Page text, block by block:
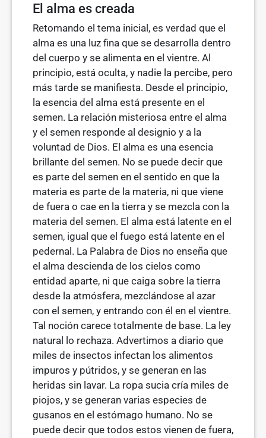
El alma es creada
Retomando el tema inicial, es verdad que el
alma es una luz fina que se desarrolla dentro
del cuerpo y se alimenta en el vientre. Al
principio, está oculta, y nadie la percibe, pero
más tarde se manifiesta. Desde el principio,
la esencia del alma está presente en el
semen. La relación misteriosa entre el alma
y el semen responde al designio y a la
voluntad de Dios. El alma es una esencia
brillante del semen. No se puede decir que
es parte del semen en el sentido en que la
materia es parte de la materia, ni que viene
de fuera o cae en la tierra y se mezcla con la
materia del semen. El alma está latente en el
semen, igual que el fuego está latente en el
pedernal. La Palabra de Dios no enseña que
el alma descienda de los cielos como
entidad aparte, ni que caiga sobre la tierra
desde la atmósfera, mezclándose al azar
con el semen, y entrando con él en el vientre.
Tal noción carece totalmente de base. La ley
natural lo rechaza. Advertimos a diario que
miles de insectos infectan los alimentos
impuros y pútridos, y se generan en las
heridas sin lavar. La ropa sucia cría miles de
piojos, y se generan varias especies de
gusanos en el estómago humano. No se
puede decir que todos estos vienen de fuera,